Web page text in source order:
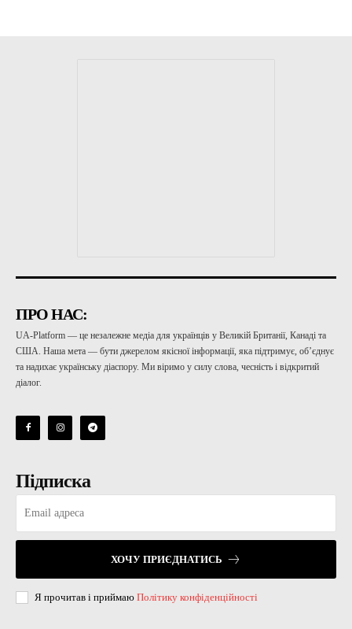
ПРО НАС:
UA-Platform — це незалежне медіа для українців у Великій Британії, Канаді та
США. Наша мета — бути джерелом якісної інформації, яка підтримує, об’єднує
та надихає українську діаспору. Ми віримо у силу слова, чесність і відкритий
діалог.
Підписка
ХОЧУ ПРИЄДНАТИСЬ
Я прочитав і приймаю Політику конфіденційності